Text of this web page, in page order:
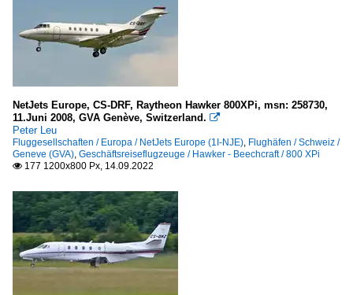
NetJets Europe, CS-DRF, Raytheon Hawker 800XPi, msn: 258730,
11.Juni 2008, GVA Genève, Switzerland. 
Peter Leu
Fluggesellschaften / Europa / NetJets Europe (1I-NJE), Flughäfen / Schweiz /
Geneve (GVA), Geschäftsreiseflugzeuge / Hawker - Beechcraft / 800 XPi
 177 1200x800 Px, 14.09.2022